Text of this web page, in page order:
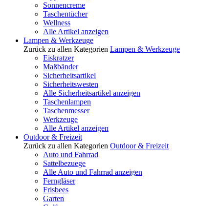
Sonnencreme
Taschentücher
Wellness
Alle Artikel anzeigen
Lampen & Werkzeuge
Zurück zu allen Kategorien Lampen & Werkzeuge
Eiskratzer
Maßbänder
Sicherheitsartikel
Sicherheitswesten
Alle Sicherheitsartikel anzeigen
Taschenlampen
Taschenmesser
Werkzeuge
Alle Artikel anzeigen
Outdoor & Freizeit
Zurück zu allen Kategorien Outdoor & Freizeit
Auto und Fahrrad
Sattelbezuege
Alle Auto und Fahrrad anzeigen
Ferngläser
Frisbees
Garten